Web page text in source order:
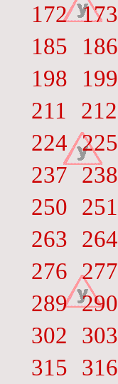
172 173
185
186
198
199
211
212
224 225
237
238
250
251
263
264
276 277
289 290
302
303
315
316